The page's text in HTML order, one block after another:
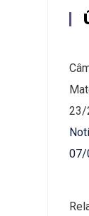
23/
07/